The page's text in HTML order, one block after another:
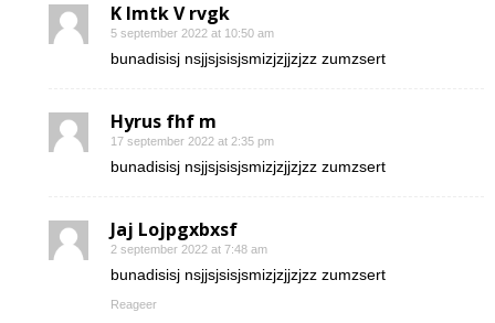
K Imtk V rvgk
5 september 2022 at 10:50 am
bunadisisj nsjjsjsisjsmizjzjjzjzz zumzsert
Hyrus fhf m
17 september 2022 at 2:35 pm
bunadisisj nsjjsjsisjsmizjzjjzjzz zumzsert
Jaj Lojpgxbxsf
2 september 2022 at 7:48 am
bunadisisj nsjjsjsisjsmizjzjjzjzz zumzsert
Reageer